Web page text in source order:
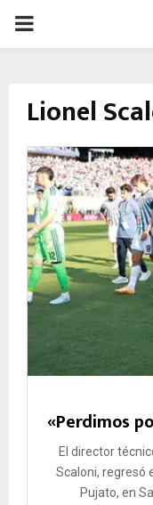
PRIMARY
Lionel
«Perdimos
El director
Scaloni, regresó
Pujato, en